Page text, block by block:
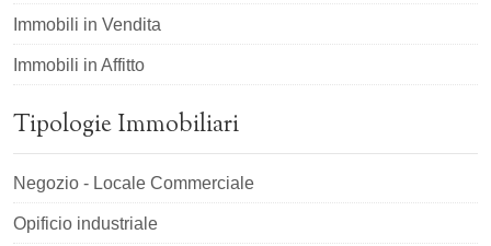
Immobili in Vendita
Immobili in Affitto
Tipologie Immobiliari
Negozio - Locale Commerciale
Opificio industriale